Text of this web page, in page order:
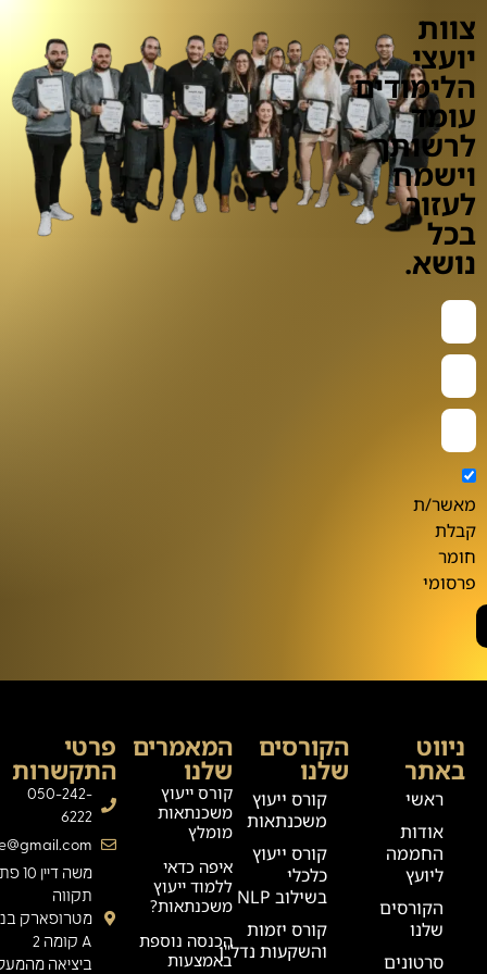
צוות
יועצי
הלימודים
עומד
לרשותך
וישמח
לעזור
בכל
נושא.
מאשר/ת
קבלת
חומר
פרסומי
הקורסים
שלנו
קורס ייעוץ
משכנתאות
קורס ייעוץ
כלכלי
בשילוב NLP
קורס יזמות
והשקעות נדל"ן
המאמרים
שלנו
קורס ייעוץ
משכנתאות
מומלץ
איפה כדאי
ללמוד ייעוץ
משכנתאות?
הכנסה נוספת
באמצעות
ניווט
באתר
ראשי
אודות
החממה
ליועץ
הקורסים
שלנו
סרטונים
פרטי
התקשרות
050-242-
6222
משה
תקווה
מטרופארק
A קומה 2
ביציאה